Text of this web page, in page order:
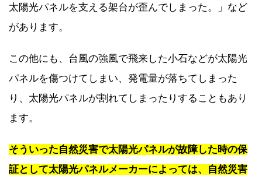
太陽光パネルを支える架台が歪んでしまった。」など
があります。
この他にも、台風の強風で飛来した小石などが太陽光
パネルを傷つけてしまい、発電量が落ちてしまった
り、太陽光パネルが割れてしまったりすることもあり
ます。
そういった自然災害で太陽光パネルが故障した時の保
証として太陽光パネルメーカーによっては、自然災害